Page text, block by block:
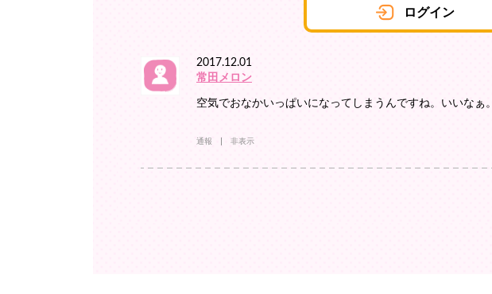
ログイン
2017.12.01
常田メロン
空気でおなかいっぱいになってしまうんですね。いいなぁ。
通報 非表示